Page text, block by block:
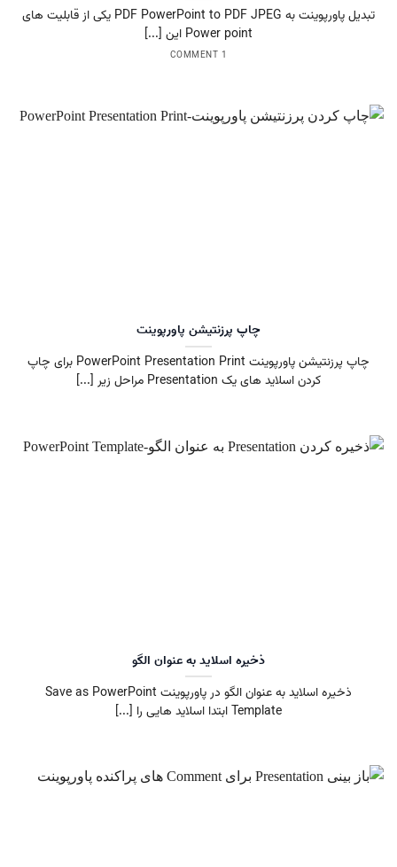
تبدیل پاورپوینت به PDF PowerPoint to PDF JPEG یکی از قابلیت های
Power point این [...]
1 COMMENT
چاپ پرزنتیشن پاورپوینت
چاپ پرزنتیشن پاورپوینت PowerPoint Presentation Print برای چاپ
کردن اسلاید های یک Presentation مراحل زیر [...]
ذخیره اسلاید به عنوان الگو
ذخیره اسلاید به عنوان الگو در پاورپوینت Save as PowerPoint
Template ابتدا اسلاید هایی را [...]